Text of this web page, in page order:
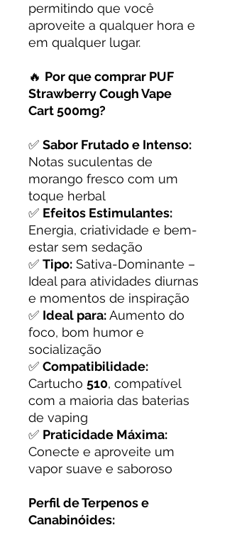
permitindo que você
aproveite a qualquer hora e
em qualquer lugar.
🔥 Por que comprar PUF
Strawberry Cough Vape
Cart 500mg?
✅ Sabor Frutado e Intenso:
Notas suculentas de
morango fresco com um
toque herbal
✅ Efeitos Estimulantes:
Energia, criatividade e bem-
estar sem sedação
✅ Tipo: Sativa-Dominante –
Ideal para atividades diurnas
e momentos de inspiração
✅ Ideal para:Aumento do
foco, bom humor e
socialização
✅ Compatibilidade:
Cartucho 510, compatível
com a maioria das baterias
de vaping
✅ Praticidade Máxima:
Conecte e aproveite um
vapor suave e saboroso
Perfil de Terpenos e
Canabinóides: